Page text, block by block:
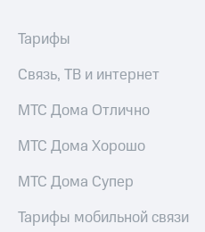
выкупа
акций
Рынок
Еврооблигации-2023
о
Тарифы
Связь, ТВ и интернет
МТС Дома Отлично
МТС Дома Хорошо
МТС Дома Супер
Тарифы мобильной связи